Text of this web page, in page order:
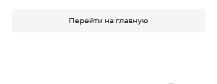
Перейти на главную